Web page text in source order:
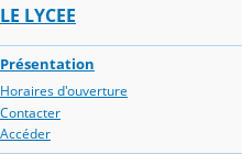
LE LYCEE
Présentation
Horaires d'ouverture
Contacter
Accéder